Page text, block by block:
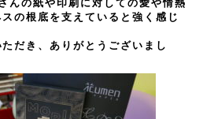
の根底を支えていると強く感じ
だき、ありがとうございまし